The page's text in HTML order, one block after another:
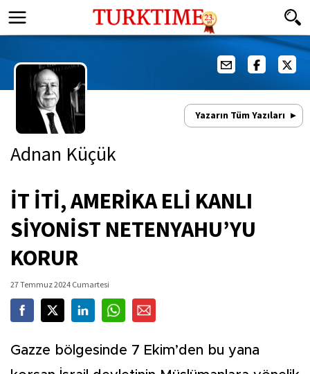
Yazarın Tüm Yazıları
Adnan Küçük
İT İTİ, AMERİKA ELİ KANLI
SİYONİST NETENYAHU’YU
KORUR
27 Temmuz 2024 Cumartesi
Gazze bölgesinde 7 Ekim’den bu yana